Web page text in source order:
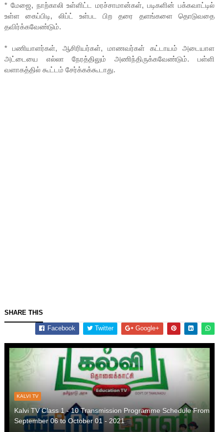
* மேஜை, நாற்காலி உள்ளிட்ட மரச்சாமான்கள், படிகளின் பக்கவாட்டில்
உள்ள கைப்பிடி, லிப்ட் உள்பட பிற தரை தளங்களை தொடுவதை
தவிர்க்கவேண்டும்.
* பணியாளர்கள், ஆசிரியர்கள், மாணவர்கள் கட்டாயம் அடையாள
அட்டையை எல்லா நேரத்திலும் அணிந்திருக்கவேண்டும். பள்ளி
வளாகத்தில் கூட்டம் சேர்க்கக்கூடாது.
SHARE THIS
Facebook Twitter Google+
KALVI TV
Kalvi TV Class 1 - 10 Transmission Programme Schedule From
September 06 to October 01 - 2021